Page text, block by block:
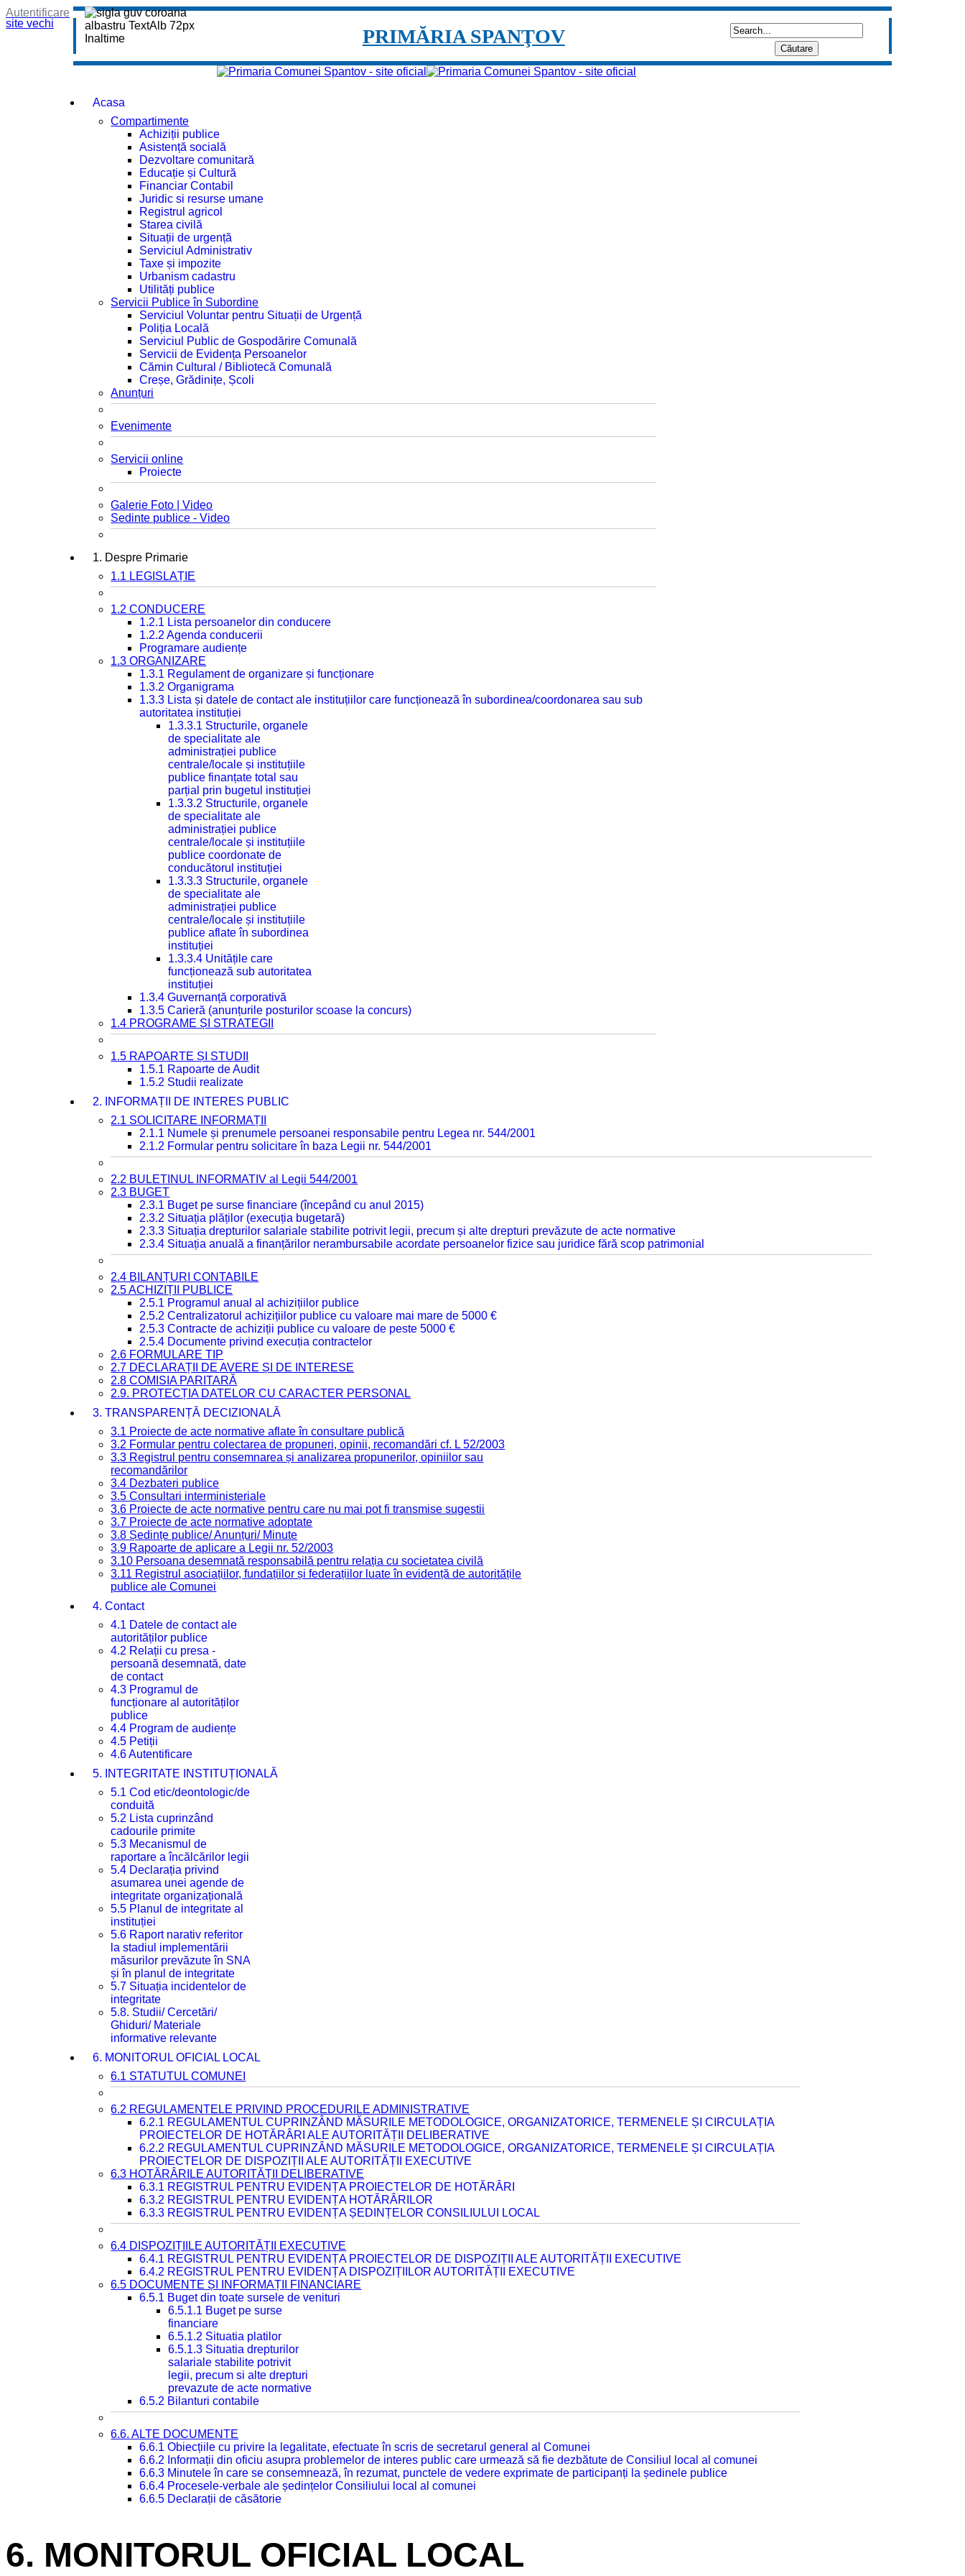
site vechi
Autentificare
PRIMĂRIA SPANŢOV
Acasa
Compartimente
Achiziții publice
Asistență socială
Dezvoltare comunitară
Educație și Cultură
Financiar Contabil
Juridic si resurse umane
Registrul agricol
Starea civilă
Situații de urgență
Serviciul Administrativ
Taxe și impozite
Urbanism cadastru
Utilități publice
Servicii Publice în Subordine
Serviciul Voluntar pentru Situații de Urgență
Poliția Locală
Serviciul Public de Gospodărire Comunală
Servicii de Evidența Persoanelor
Cămin Cultural / Bibliotecă Comunală
Creșe, Grădinițe, Școli
Anunțuri
Evenimente
Servicii online
Proiecte
Galerie Foto | Video
Sedinte publice - Video
1. Despre Primarie
1.1 LEGISLAȚIE
1.2 CONDUCERE
1.2.1 Lista persoanelor din conducere
1.2.2 Agenda conducerii
Programare audiențe
1.3 ORGANIZARE
1.3.1 Regulament de organizare și funcționare
1.3.2 Organigrama
1.3.3 Lista și datele de contact ale instituțiilor care funcționează în subordinea/coordonarea sau sub
autoritatea instituției
1.3.3.1 Structurile, organele
de specialitate ale
administrației publice
centrale/locale și instituțiile
publice finanțate total sau
parțial prin bugetul instituției
1.3.3.2 Structurile, organele
de specialitate ale
administrației publice
centrale/locale și instituțiile
publice coordonate de
conducătorul instituției
1.3.3.3 Structurile, organele
de specialitate ale
administrației publice
centrale/locale și instituțiile
publice aflate în subordinea
instituției
1.3.3.4 Unitățile care
funcționează sub autoritatea
instituției
1.3.4 Guvernanță corporativă
1.3.5 Carieră (anunțurile posturilor scoase la concurs)
1.4 PROGRAME ȘI STRATEGII
1.5 RAPOARTE ȘI STUDII
1.5.1 Rapoarte de Audit
1.5.2 Studii realizate
2. INFORMAȚII DE INTERES PUBLIC
2.1 SOLICITARE INFORMAȚII
2.1.1 Numele și prenumele persoanei responsabile pentru Legea nr. 544/2001
2.1.2 Formular pentru solicitare în baza Legii nr. 544/2001
2.2 BULETINUL INFORMATIV al Legii 544/2001
2.3 BUGET
2.3.1 Buget pe surse financiare (începând cu anul 2015)
2.3.2 Situația plăților (execuția bugetară)
2.3.3 Situația drepturilor salariale stabilite potrivit legii, precum și alte drepturi prevăzute de acte normative
2.3.4 Situația anuală a finanțărilor nerambursabile acordate persoanelor fizice sau juridice fără scop patrimonial
2.4 BILANȚURI CONTABILE
2.5 ACHIZIȚII PUBLICE
2.5.1 Programul anual al achizițiilor publice
2.5.2 Centralizatorul achizițiilor publice cu valoare mai mare de 5000 €
2.5.3 Contracte de achiziții publice cu valoare de peste 5000 €
2.5.4 Documente privind execuția contractelor
2.6 FORMULARE TIP
2.7 DECLARAȚII DE AVERE ȘI DE INTERESE
2.8 COMISIA PARITARĂ
2.9. PROTECȚIA DATELOR CU CARACTER PERSONAL
3. TRANSPARENȚĂ DECIZIONALĂ
3.1 Proiecte de acte normative aflate în consultare publică
3.2 Formular pentru colectarea de propuneri, opinii, recomandări cf. L 52/2003
3.3 Registrul pentru consemnarea și analizarea propunerilor, opiniilor sau
recomandărilor
3.4 Dezbateri publice
3.5 Consultari interministeriale
3.6 Proiecte de acte normative pentru care nu mai pot fi transmise sugestii
3.7 Proiecte de acte normative adoptate
3.8 Ședințe publice/ Anunțuri/ Minute
3.9 Rapoarte de aplicare a Legii nr. 52/2003
3.10 Persoana desemnată responsabilă pentru relația cu societatea civilă
3.11 Registrul asociațiilor, fundațiilor și federațiilor luate în evidență de autoritățile
publice ale Comunei
4. Contact
4.1 Datele de contact ale
autorităților publice
4.2 Relații cu presa -
persoană desemnată, date
de contact
4.3 Programul de
funcționare al autorităților
publice
4.4 Program de audiențe
4.5 Petiții
4.6 Autentificare
5. INTEGRITATE INSTITUȚIONALĂ
5.1 Cod etic/deontologic/de
conduită
5.2 Lista cuprinzând
cadourile primite
5.3 Mecanismul de
raportare a încălcărilor legii
5.4 Declarația privind
asumarea unei agende de
integritate organizațională
5.5 Planul de integritate al
instituției
5.6 Raport narativ referitor
la stadiul implementării
măsurilor prevăzute în SNA
și în planul de integritate
5.7 Situația incidentelor de
integritate
5.8. Studii/ Cercetări/
Ghiduri/ Materiale
informative relevante
6. MONITORUL OFICIAL LOCAL
6.1 STATUTUL COMUNEI
6.2 REGULAMENTELE PRIVIND PROCEDURILE ADMINISTRATIVE
6.2.1 REGULAMENTUL CUPRINZÂND MĂSURILE METODOLOGICE, ORGANIZATORICE, TERMENELE ȘI CIRCULAȚIA
PROIECTELOR DE HOTĂRÂRI ALE AUTORITĂȚII DELIBERATIVE
6.2.2 REGULAMENTUL CUPRINZÂND MĂSURILE METODOLOGICE, ORGANIZATORICE, TERMENELE ȘI CIRCULAȚIA
PROIECTELOR DE DISPOZIȚII ALE AUTORITĂȚII EXECUTIVE
6.3 HOTĂRÂRILE AUTORITĂȚII DELIBERATIVE
6.3.1 REGISTRUL PENTRU EVIDENȚA PROIECTELOR DE HOTĂRÂRI
6.3.2 REGISTRUL PENTRU EVIDENȚA HOTĂRÂRILOR
6.3.3 REGISTRUL PENTRU EVIDENȚA ȘEDINȚELOR CONSILIULUI LOCAL
6.4 DISPOZIȚIILE AUTORITĂȚII EXECUTIVE
6.4.1 REGISTRUL PENTRU EVIDENȚA PROIECTELOR DE DISPOZIȚII ALE AUTORITĂȚII EXECUTIVE
6.4.2 REGISTRUL PENTRU EVIDENȚA DISPOZIȚIILOR AUTORITĂȚII EXECUTIVE
6.5 DOCUMENTE ȘI INFORMAȚII FINANCIARE
6.5.1 Buget din toate sursele de venituri
6.5.1.1 Buget pe surse
financiare
6.5.1.2 Situatia platilor
6.5.1.3 Situatia drepturilor
salariale stabilite potrivit
legii, precum si alte drepturi
prevazute de acte normative
6.5.2 Bilanturi contabile
6.6. ALTE DOCUMENTE
6.6.1 Obiecțiile cu privire la legalitate, efectuate în scris de secretarul general al Comunei
6.6.2 Informații din oficiu asupra problemelor de interes public care urmează să fie dezbătute de Consiliul local al comunei
6.6.3 Minutele în care se consemnează, în rezumat, punctele de vedere exprimate de participanți la ședinele publice
6.6.4 Procesele-verbale ale ședințelor Consiliului local al comunei
6.6.5 Declarații de căsătorie
6. MONITORUL OFICIAL LOCAL